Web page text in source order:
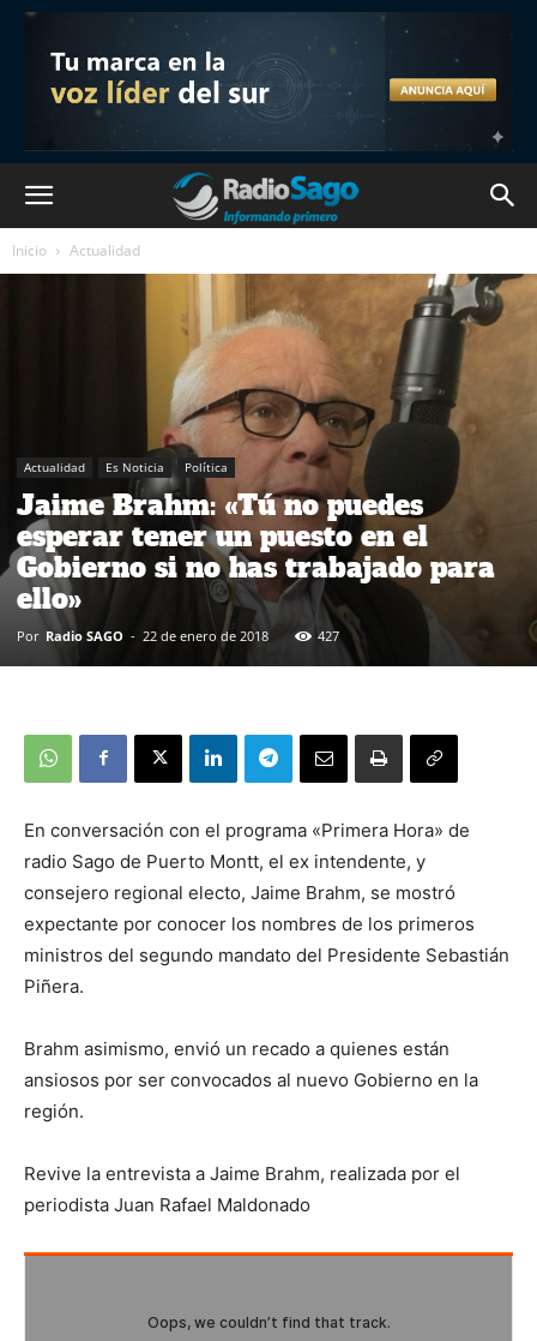
Inicio Actualidad
Actualidad Es Noticia Política
Jaime Brahm: «Tú no puedes
esperar tener un puesto en el
Gobierno si no has trabajado para
ello»
Por Radio SAGO - 22 de enero de 2018 427
En conversación con el programa «Primera Hora» de
radio Sago de Puerto Montt, el ex intendente, y
consejero regional electo, Jaime Brahm, se mostró
expectante por conocer los nombres de los primeros
ministros del segundo mandato del Presidente Sebastián
Piñera.
Brahm asimismo, envió un recado a quienes están
ansiosos por ser convocados al nuevo Gobierno en la
región.
Revive la entrevista a Jaime Brahm, realizada por el
periodista Juan Rafael Maldonado